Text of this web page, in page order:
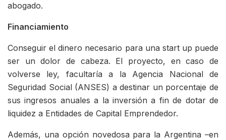
abogado.
Financiamiento
Conseguir el dinero necesario para una start up puede
ser un dolor de cabeza. El proyecto, en caso de
volverse ley, facultaría a la Agencia Nacional de
Seguridad Social (ANSES) a destinar un porcentaje de
sus ingresos anuales a la inversión a fin de dotar de
liquidez a Entidades de Capital Emprendedor.
Además, una opción novedosa para la Argentina –en